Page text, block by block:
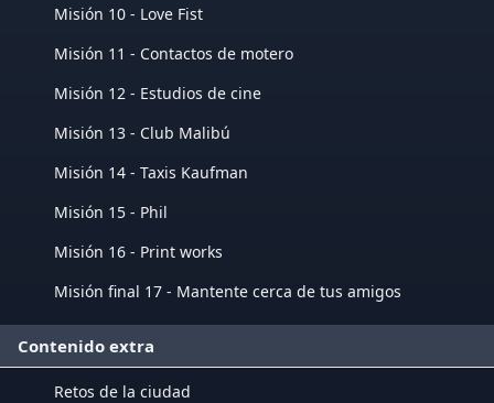
Misión 10 - Love Fist
Misión 11 - Contactos de motero
Misión 12 - Estudios de cine
Misión 13 - Club Malibú
Misión 14 - Taxis Kaufman
Misión 15 - Phil
Misión 16 - Print works
Misión final 17 - Mantente cerca de tus amigos
Contenido extra
Retos de la ciudad